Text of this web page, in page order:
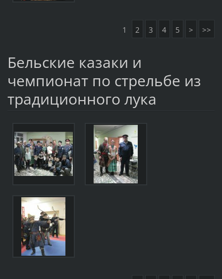
1 2 3 4 5 > >>
Бельские казаки и
чемпионат по стрельбе из
традиционного лука